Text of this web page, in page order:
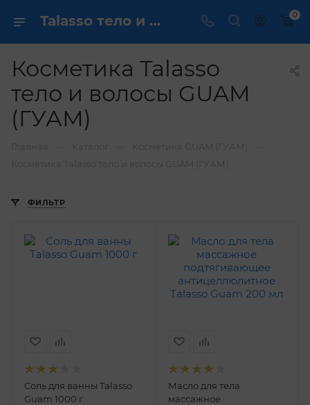
Talasso тело и волосы GUAM купить ✔️ по выгодной цене 0
Косметика Talasso
тело и волосы GUAM
(ГУАМ)
ФИЛЬТР
Соль для ванны Talasso
Guam 1000 г
Масло для тела
массажное